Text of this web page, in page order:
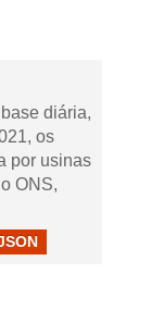
diária,
os
por usinas
ONS,